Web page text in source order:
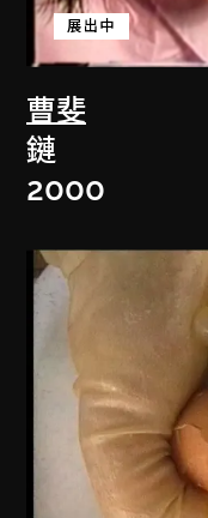
曹斐
展出中
鏈
2000